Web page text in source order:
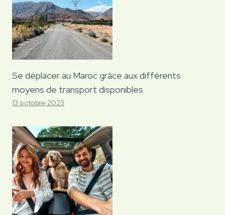
Se déplacer au Maroc grâce aux différents
moyens de transport disponibles
13 octobre 2023